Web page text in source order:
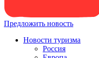
Предложить новость
Новости туризма
Россия